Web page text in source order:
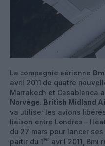
La compagnie aérienne
avril 2011 de quatre
Marrakech et Casablanca
Norvège. British Midland
va utiliser les avions
liaison entre Londres –
du 27 mars pour lancer
partir du 1er avril 2011, Bmi